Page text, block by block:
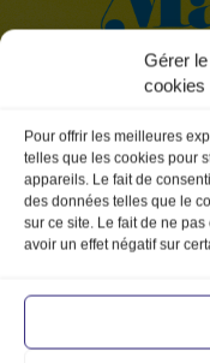
Gérer
cookies
Pour offrir les meilleures
telles que les cookies pour
appareils. Le fait de
des données telles que le
sur ce site. Le fait de ne
avoir un effet négatif sur